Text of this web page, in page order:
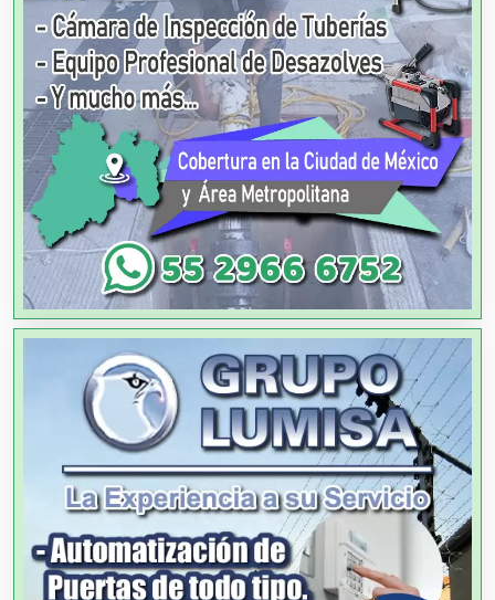
Agricultura y Ganadería
Agua Purificada
Aire Acondicionado
Alarmas
Albercas
Alimentos
Almacenaje